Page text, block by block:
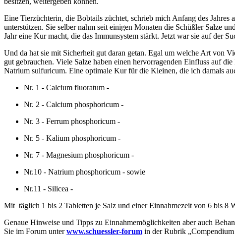
Eine Tierzüchterin, die Bobtails züchtet, schrieb mich Anfang des
unterstützen. Sie selber nahm seit einigen Monaten die Schüßler Salze
Jahr eine Kur macht, die das Immunsystem stärkt. Jetzt war sie auf der
Und da hat sie mit Sicherheit gut daran getan. Egal um welche Art von
gut gebrauchen. Viele Salze haben einen hervorragenden Einfluss auf
Natrium sulfuricum. Eine optimale Kur für die Kleinen, die ich damals
Nr. 1 - Calcium fluoratum -
Nr. 2 - Calcium phosphoricum -
Nr. 3 - Ferrum phosphoricum -
Nr. 5 - Kalium phosphoricum -
Nr. 7 - Magnesium phosphoricum -
Nr.10 - Natrium phosphoricum - sowie
Nr.11 - Silicea -
Mit täglich 1 bis 2 Tabletten je Salz und einer Einnahmezeit von 6 bis 8
Genaue Hinweise und Tipps zu Einnahmemöglichkeiten aber auch
Sie im Forum unterwww.schuessler-forum in der Rubrik